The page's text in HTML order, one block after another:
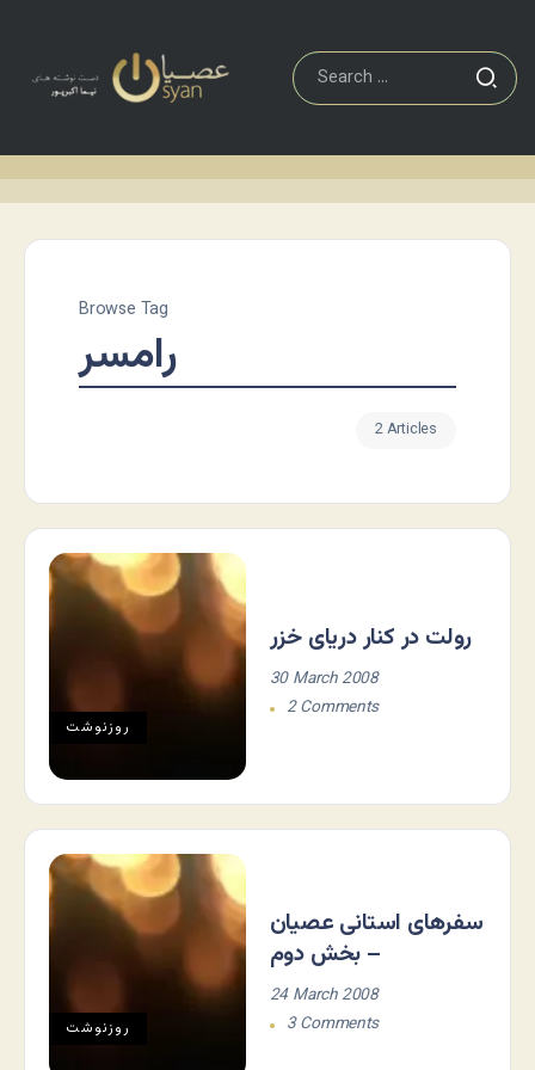
Browse Tag
رامسر
2 Articles
روزنوشت
رولت در کنار دریای خزر
30 March 2008
2 Comments
روزنوشت
سفرهای استانی عصیان
– بخش دوم
24 March 2008
3 Comments